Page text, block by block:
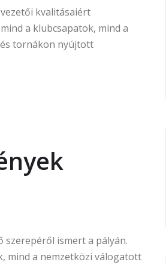
kvalitásaiért
a klubcsapatok, mind a
tornákon nyújtott
szerepéről ismert a pályán.
mind a nemzetközi válogatott